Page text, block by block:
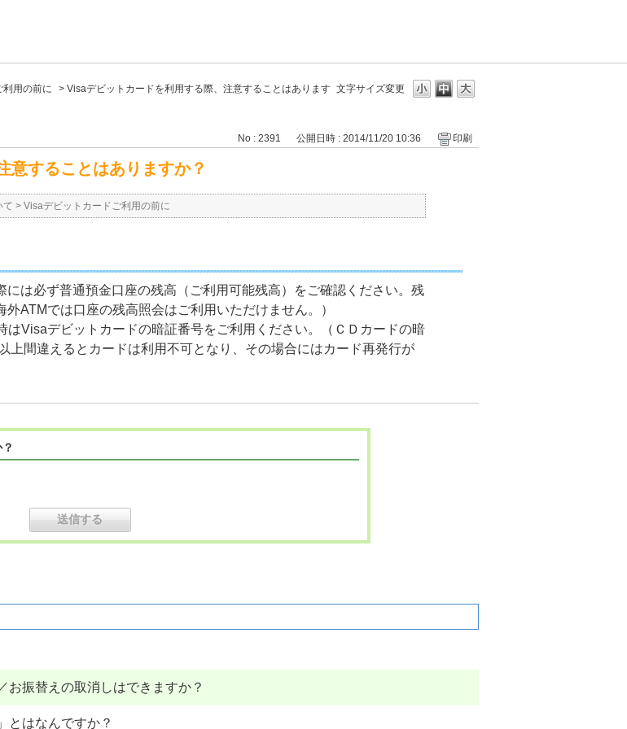
文字サイズ変更
用の前に > Visaデビットカードを利用する際、注意することはあります
No : 2391 公開日時 : 2014/11/20 10:36 印刷
意することはありますか？
て > Visaデビットカードご利用の前に
は必ず普通預金口座の残高（ご利用可能残高）をご確認ください。残
ATMでは口座の残高照会はご利用いただけません。）
Visaデビットカードの暗証番号をご利用ください。（ＣＤカードの暗
上間違えるとカードは利用不可となり、その場合にはカード再発行が
お振替えの取消しはできますか？
とはなんですか？